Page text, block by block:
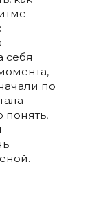
—
себя
по
понять,